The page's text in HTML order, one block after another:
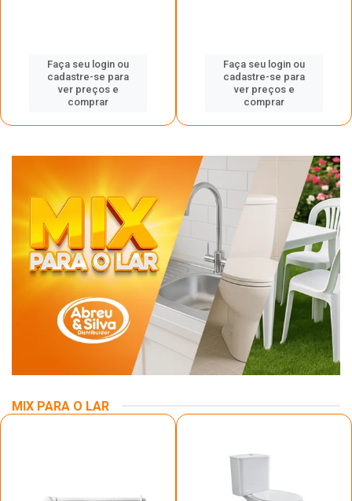
Faça seu login ou
cadastre-se para
ver preços e
comprar
Faça seu login ou
cadastre-se para
ver preços e
comprar
MIX PARA O LAR